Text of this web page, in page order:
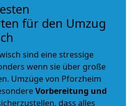
für den Umzug
sind eine stressige
wenn sie über große
Umzüge von Pforzheim
Vorbereitung und
dass alles